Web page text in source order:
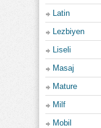
Latin
Lezbiyen
Liseli
Masaj
Mature
Milf
Mobil